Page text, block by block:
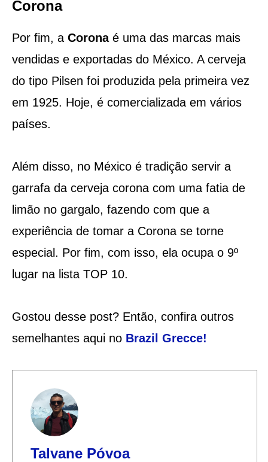
Corona
Por fim, a Coronaé uma das marcas mais
vendidas e exportadas do México. A cerveja
do tipo Pilsen foi produzida pela primeira vez
em 1925. Hoje, é comercializada em vários
países.
Além disso, no México é tradição servir a
garrafa da cerveja corona com uma fatia de
limão no gargalo, fazendo com que a
experiência de tomar a Corona se torne
especial. Por fim, com isso, ela ocupa o 9º
lugar na lista TOP 10.
Gostou desse post? Então, confira outros
semelhantes aqui noBrazil Grecce!
Talvane Póvoa